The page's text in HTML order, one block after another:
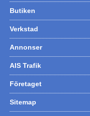
Butiken
Verkstad
Annonser
AIS Trafik
Företaget
Sitemap